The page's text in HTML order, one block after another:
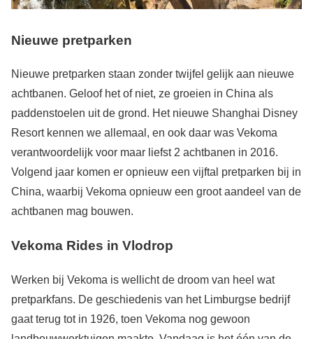
Nieuwe pretparken
Nieuwe pretparken staan zonder twijfel gelijk aan nieuwe
achtbanen. Geloof het of niet, ze groeien in China als
paddenstoelen uit de grond. Het nieuwe Shanghai Disney
Resort kennen we allemaal, en ook daar was Vekoma
verantwoordelijk voor maar liefst 2 achtbanen in 2016.
Volgend jaar komen er opnieuw een vijftal pretparken bij in
China, waarbij Vekoma opnieuw een groot aandeel van de
achtbanen mag bouwen.
Vekoma Rides in Vlodrop
Werken bij Vekoma is wellicht de droom van heel wat
pretparkfans. De geschiedenis van het Limburgse bedrijf
gaat terug tot in 1926, toen Vekoma nog gewoon